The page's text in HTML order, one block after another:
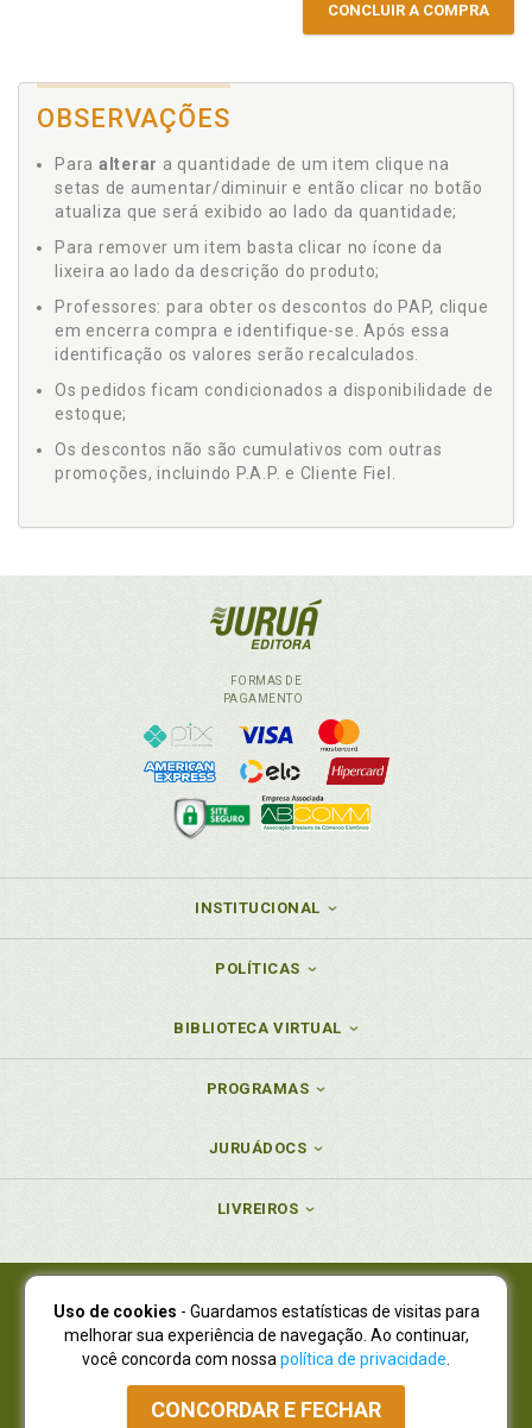
CONCLUIR A COMPRA
OBSERVAÇÕES
Para alterar a quantidade de um item clique na
setas de aumentar/diminuir e então clicar no botão
atualiza que será exibido ao lado da quantidade;
Para remover um item basta clicar no ícone da
lixeira ao lado da descrição do produto;
Professores: para obter os descontos do PAP, clique
em encerra compra e identifique-se. Após essa
identificação os valores serão recalculados.
Os pedidos ficam condicionados a disponibilidade de
estoque;
Os descontos não são cumulativos com outras
promoções, incluindo P.A.P. e Cliente Fiel.
FORMAS DE
PAGAMENTO
INSTITUCIONAL
POLÍTICAS
BIBLIOTECA VIRTUAL
PROGRAMAS
JURUÁDOCS
LIVREIROS
Juruá Editora Ltda., CNPJ 77.535.508/0001-19
Juruá Informática Ltda., CNPJ 01.701.561/0001-80
NOVO ENDEREÇO:R. Flávio Dallegrave, 7665, São Lourenço |
Curitiba - Paraná - CEP 82210-310
Atendimento: (41) 4009-3900|Vendas Atacado: (41) 4009-3939
Uso de cookies - Guardamos estatísticas de visitas para
melhorar sua experiência de navegação. Ao continuar,
você concorda com nossa política de privacidade
CONCORDAR E FECHAR